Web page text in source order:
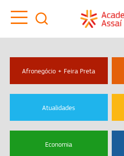
Afronegócio + Feira Preta
Atualidades
Economia